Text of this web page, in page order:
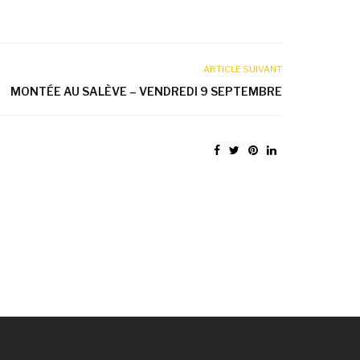
ARTICLE SUIVANT
MONTÉE AU SALÈVE – VENDREDI 9 SEPTEMBRE